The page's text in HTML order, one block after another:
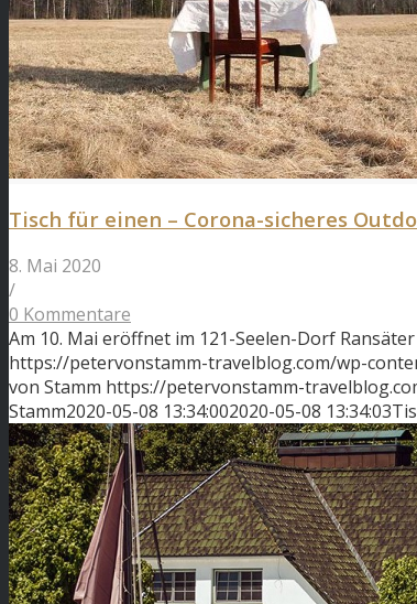
Tisch für einen – Corona-sicheres
8. Mai 2020
/
0 Kommentare
Am 10. Mai eröffnet im 121-Seelen-Dorf
https://petervonstamm-travelblog.com/wp-
von Stamm https://petervonstamm-
Stamm2020-05-08 13:34:002020-05-08 13:34:03